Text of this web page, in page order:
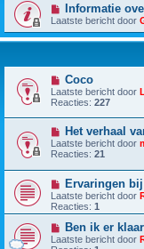
Informatie
Laatste bericht door
Coco
Laatste bericht door
Reacties: 227
Het verhaal
Laatste bericht door
Reacties: 21
Ervaringen
Laatste bericht door
Reacties: 1
Ben ik er
Laatste bericht door